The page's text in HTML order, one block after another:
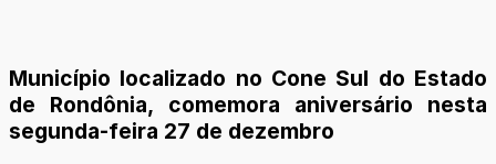
Município localizado no Cone Sul do Estado
de Rondônia, comemora aniversário nesta
segunda-feira 27 de dezembro